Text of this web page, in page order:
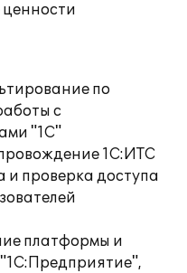
по
с
"1С"
1С:ИТС
проверка доступа
платформы и